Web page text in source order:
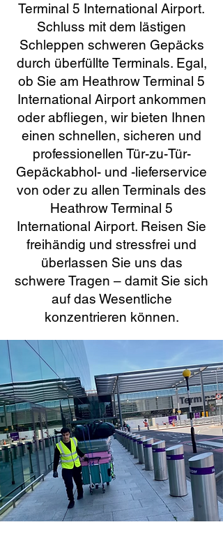
Terminal 5 International Airport.
Schluss mit dem lästigen
Schleppen schweren Gepäcks
durch überfüllte Terminals. Egal,
ob Sie am Heathrow Terminal 5
International Airport ankommen
oder abfliegen, wir bieten Ihnen
einen schnellen, sicheren und
professionellen Tür-zu-Tür-
Gepäckabhol- und -lieferservice
von oder zu allen Terminals des
Heathrow Terminal 5
International Airport. Reisen Sie
freihändig und stressfrei und
überlassen Sie uns das
schwere Tragen – damit Sie sich
auf das Wesentliche
konzentrieren können.